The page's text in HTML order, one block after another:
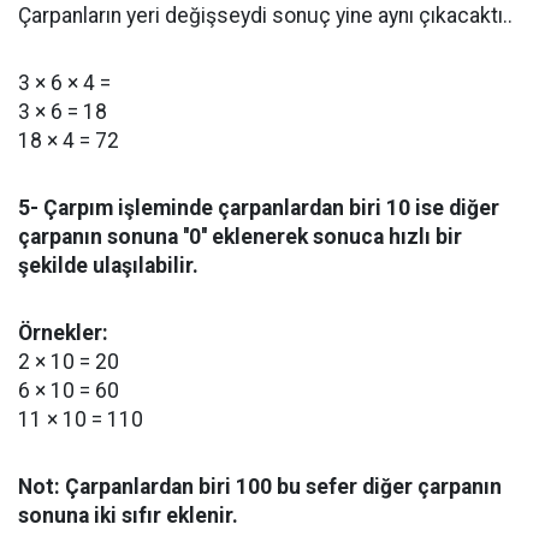
Çarpanların yeri değişseydi sonuç yine aynı çıkacaktı..
3 × 6 × 4 =
3 × 6 = 18
18 × 4 = 72
5- Çarpım işleminde çarpanlardan biri 10 ise diğer
çarpanın sonuna ''0'' eklenerek sonuca hızlı bir
şekilde ulaşılabilir.
Örnekler:
2 × 10 = 20
6 × 10 = 60
11 × 10 = 110
Not: Çarpanlardan biri 100 bu sefer diğer çarpanın
sonuna iki sıfır eklenir.